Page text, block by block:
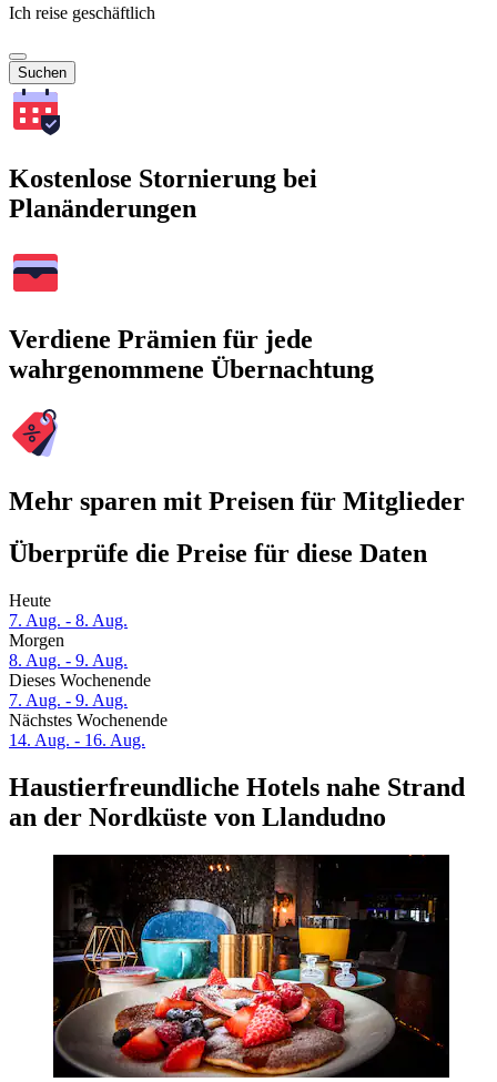
Ich reise geschäftlich
Suchen
Kostenlose Stornierung bei
Planänderungen
Verdiene Prämien für jede
wahrgenommene Übernachtung
Mehr sparen mit Preisen für Mitglieder
Überprüfe die Preise für diese Daten
Heute
7. Aug. - 8. Aug.
Morgen
8. Aug. - 9. Aug.
Dieses Wochenende
7. Aug. - 9. Aug.
Nächstes Wochenende
14. Aug. - 16. Aug.
Haustierfreundliche Hotels nahe Strand
an der Nordküste von Llandudno